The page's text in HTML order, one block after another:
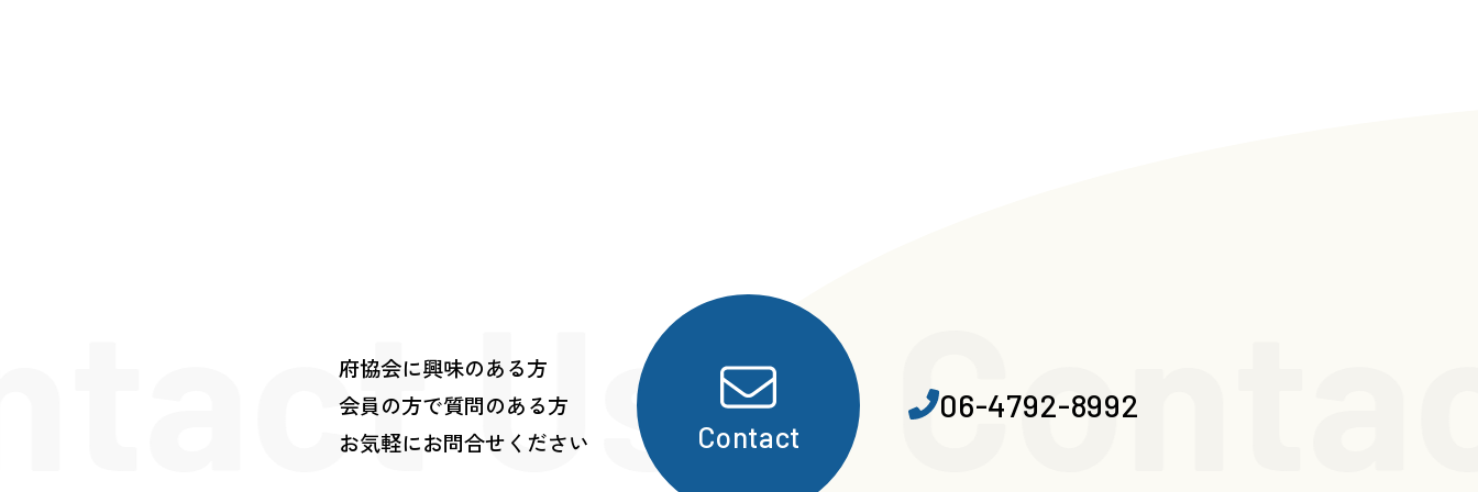
Us・
府協会に興味のある方
会員の方で質問のある方
お気軽にお問合せください
Contact
06-4792-8992